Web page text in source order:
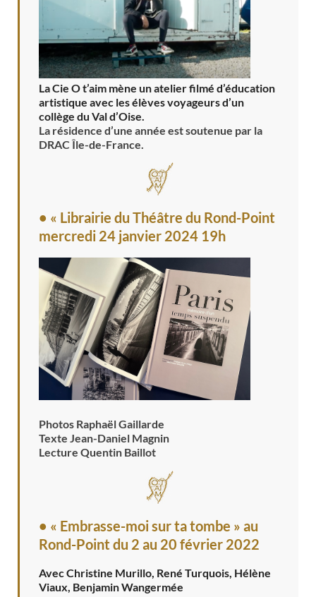
La Cie O t’aim mène un atelier filmé d’éducation
artistique avec les élèves voyageurs d’un
collège du Val d’Oise.
La résidence d’une année est soutenue par la
DRAC Île-de-France.
• « Librairie du Théâtre du Rond-Point
mercredi 24 janvier 2024 19h
Photos Raphaël Gaillarde
Texte Jean-Daniel Magnin
Lecture Quentin Baillot
• « Embrasse-moi sur ta tombe » au
Rond-Point du 2 au 20 février 2022
Avec Christine Murillo, René Turquois, Hélène
Viaux, Benjamin Wangermée